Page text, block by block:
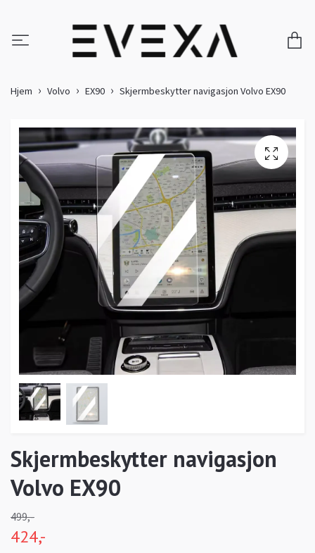
Hjem Volvo EX90 Skjermbeskytter navigasjon Volvo EX90
Skjermbeskytter navigasjon
Volvo EX90
499,-
424,-